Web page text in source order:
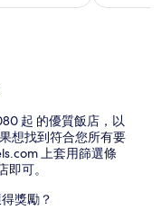
起 的優質飯店，以
想找到符合您所有要
上套用篩選條
可。
獎勵？